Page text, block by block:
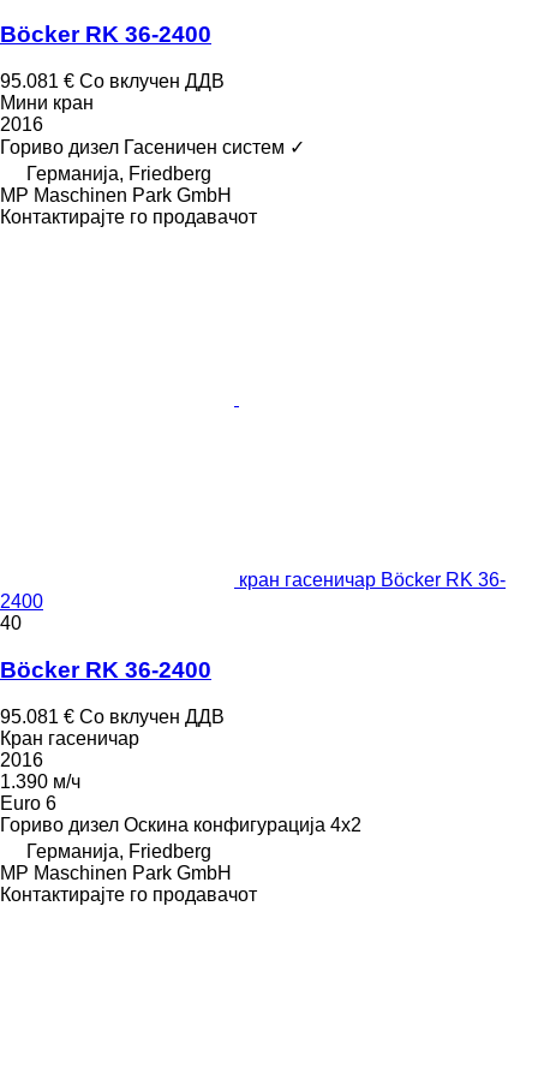
Böcker RK 36-2400
95.081 € Со вклучен ДДВ
Мини кран
2016
Гориво дизел Гасеничен систем ✓
Германија, Friedberg
MP Maschinen Park GmbH
Контактирајте го продавачот
кран гасеничар Böcker RK 36-
2400
40
Böcker RK 36-2400
95.081 € Со вклучен ДДВ
Кран гасеничар
2016
1.390 м/ч
Euro 6
Гориво дизел Оскина конфигурација 4x2
Германија, Friedberg
MP Maschinen Park GmbH
Контактирајте го продавачот